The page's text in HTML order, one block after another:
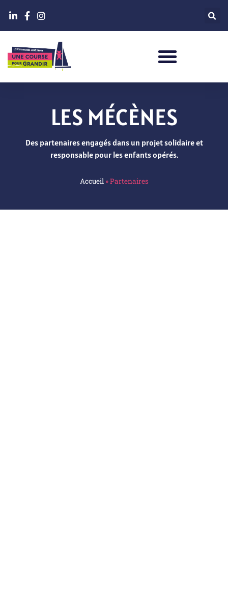
LES MÉCÈNES
Des partenaires engagés dans un projet solidaire et
responsable pour les enfants opérés.
Accueil»Partenaires